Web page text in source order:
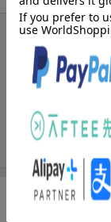
ブックスのレビ
関連特集